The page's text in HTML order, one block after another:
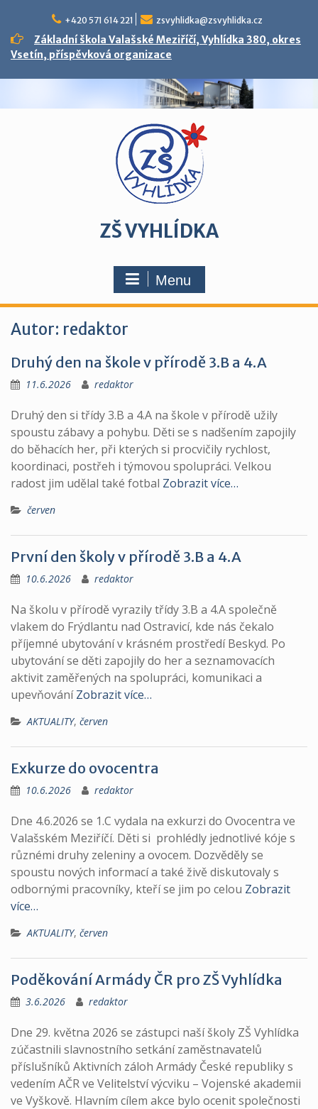
content
+420 571 614 221 zsvyhlidka@zsvyhlidka.cz
Základní škola Valašské Meziříčí, Vyhlídka 380, okres
Vsetín, příspěvková organizace
ZŠ VYHLÍDKA
Menu
Autor: redaktor
Druhý den na škole v přírodě 3.B a 4.A
11.6.2026 redaktor
Druhý den si třídy 3.B a 4.A na škole v přírodě užily
spoustu zábavy a pohybu. Děti se s nadšením zapojily
do běhacích her, při kterých si procvičily rychlost,
koordinaci, postřeh i týmovou spolupráci. Velkou
radost jim udělal také fotbal Zobrazit více…
červen
První den školy v přírodě 3.B a 4.A
10.6.2026 redaktor
Na školu v přírodě vyrazily třídy 3.B a 4.A společně
vlakem do Frýdlantu nad Ostravicí, kde nás čekalo
příjemné ubytování v krásném prostředí Beskyd. Po
ubytování se děti zapojily do her a seznamovacích
aktivit zaměřených na spolupráci, komunikaci a
upevňováníZobrazit více…
AKTUALITY, červen
Exkurze do ovocentra
10.6.2026 redaktor
Dne 4.6.2026 se 1.C vydala na exkurzi do Ovocentra ve
Valašském Meziříčí. Děti si prohlédly jednotlivé kóje s
různémi druhy zeleniny a ovocem. Dozvěděly se
spoustu nových informací a také živě diskutovaly s
odbornými pracovníky, kteří se jim po celou Zobrazit
více…
AKTUALITY, červen
Poděkování Armády ČR pro ZŠ Vyhlídka
3.6.2026 redaktor
Dne 29. května 2026 se zástupci naší školy ZŠ Vyhlídka
zúčastnili slavnostního setkání zaměstnavatelů
příslušníků Aktivních záloh Armády České republiky s
vedením AČR ve Velitelství výcviku – Vojenské akademii
ve Vyškově. Hlavním cílem akce bylo ocenit společnosti